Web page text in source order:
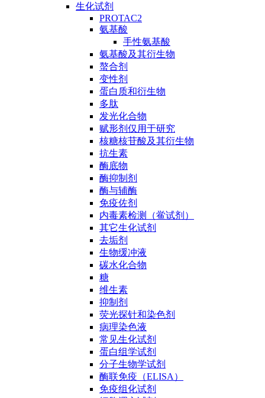
生化试剂
PROTAC2
氨基酸
手性氨基酸
氨基酸及其衍生物
螯合剂
变性剂
蛋白质和衍生物
多肽
发光化合物
赋形剂仅用于研究
核糖核苷酸及其衍生物
抗生素
酶底物
酶抑制剂
酶与辅酶
免疫佐剂
内毒素检测（鲎试剂）
其它生化试剂
去垢剂
生物缓冲液
碳水化合物
糖
维生素
抑制剂
荧光探针和染色剂
病理染色液
常见生化试剂
蛋白组学试剂
分子生物学试剂
酶联免疫（ELISA）
免疫组化试剂